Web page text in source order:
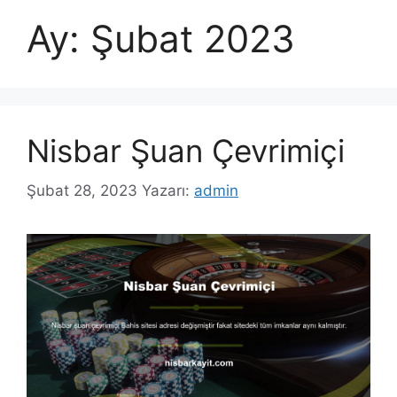
Ay: Şubat 2023
Nisbar Şuan Çevrimiçi
Şubat 28, 2023 Yazarı: admin